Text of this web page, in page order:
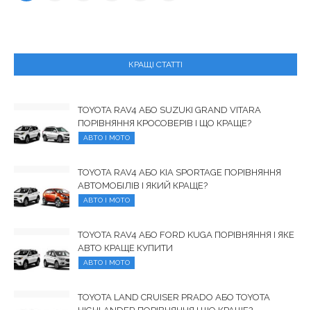
КРАЩІ СТАТТІ
TOYOTA RAV4 АБО SUZUKI GRAND VITARA
ПОРІВНЯННЯ КРОСОВЕРІВ І ЩО КРАЩЕ?
АВТО І МОТО
TOYOTA RAV4 АБО KIA SPORTAGE ПОРІВНЯННЯ
АВТОМОБІЛІВ І ЯКИЙ КРАЩЕ?
АВТО І МОТО
TOYOTA RAV4 АБО FORD KUGA ПОРІВНЯННЯ І ЯКЕ
АВТО КРАЩЕ КУПИТИ
АВТО І МОТО
TOYOTA LAND CRUISER PRADO АБО TOYOTA